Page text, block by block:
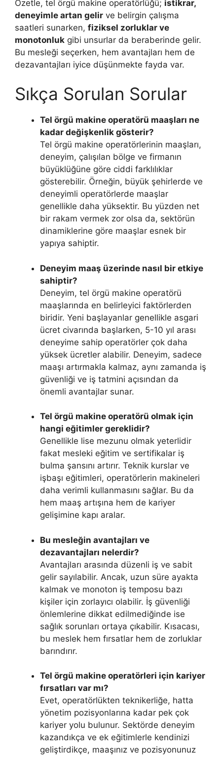
Özetle, tel örgü makine operatörlüğü; istikrar,
deneyimle artan gelir ve belirgin çalışma
saatleri sunarken, fiziksel zorluklar ve
monotonluk gibi unsurlar da beraberinde gelir.
Bu mesleği seçerken, hem avantajları hem de
dezavantajları iyice düşünmekte fayda var.
Sıkça Sorulan Sorular
Tel örgü makine operatörü maaşları ne
kadar değişkenlik gösterir?
Tel örgü makine operatörlerinin maaşları,
deneyim, çalışılan bölge ve firmanın
büyüklüğüne göre ciddi farklılıklar
gösterebilir. Örneğin, büyük şehirlerde ve
deneyimli operatörlerde maaşlar
genellikle daha yüksektir. Bu yüzden net
bir rakam vermek zor olsa da, sektörün
dinamiklerine göre maaşlar esnek bir
yapıya sahiptir.
Deneyim maaş üzerinde nasıl bir etkiye
sahiptir?
Deneyim, tel örgü makine operatörü
maaşlarında en belirleyici faktörlerden
biridir. Yeni başlayanlar genellikle asgari
ücret civarında başlarken, 5-10 yıl arası
deneyime sahip operatörler çok daha
yüksek ücretler alabilir. Deneyim, sadece
maaşı artırmakla kalmaz, aynı zamanda iş
güvenliği ve iş tatmini açısından da
önemli avantajlar sunar.
Tel örgü makine operatörü olmak için
hangi eğitimler gereklidir?
Genellikle lise mezunu olmak yeterlidir
fakat mesleki eğitim ve sertifikalar iş
bulma şansını artırır. Teknik kurslar ve
işbaşı eğitimleri, operatörlerin makineleri
daha verimli kullanmasını sağlar. Bu da
hem maaş artışına hem de kariyer
gelişimine kapı aralar.
Bu mesleğin avantajları ve
dezavantajları nelerdir?
Avantajları arasında düzenli iş ve sabit
gelir sayılabilir. Ancak, uzun süre ayakta
kalmak ve monoton iş temposu bazı
kişiler için zorlayıcı olabilir. İş güvenliği
önlemlerine dikkat edilmediğinde ise
sağlık sorunları ortaya çıkabilir. Kısacası,
bu meslek hem fırsatlar hem de zorluklar
barındırır.
Tel örgü makine operatörleri için kariyer
fırsatları var mı?
Evet, operatörlükten teknikerliğe, hatta
yönetim pozisyonlarına kadar pek çok
kariyer yolu bulunur. Sektörde deneyim
kazandıkça ve ek eğitimlerle kendinizi
geliştirdikçe, maaşınız ve pozisyonunuz